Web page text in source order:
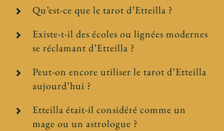
Qu’est-ce que le tarot d’Etteilla ?
Existe-t-il des écoles ou lignées modernes
se réclamant d’Etteilla ?
Peut-on encore utiliser le tarot d’Etteilla
aujourd’hui ?
Etteilla était-il considéré comme un
mage ou un astrologue ?